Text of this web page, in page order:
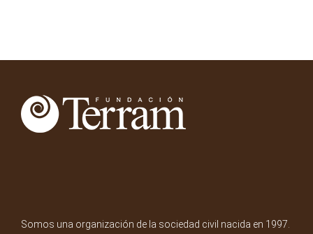
Somos una organización de la sociedad civil nacida en 1997.